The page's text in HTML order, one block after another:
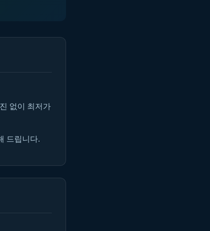
없이 최저가
드립니다.